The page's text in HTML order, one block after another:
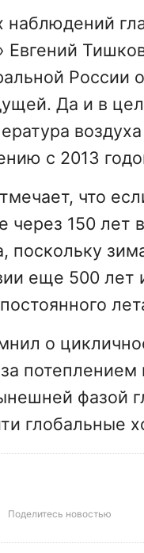
наблюдений
России
Да и в
с 2013
что
через 150 лет
поскольку
еще 500 лет
о
потеплением
фазой
глобальные
Поделитесь новостью